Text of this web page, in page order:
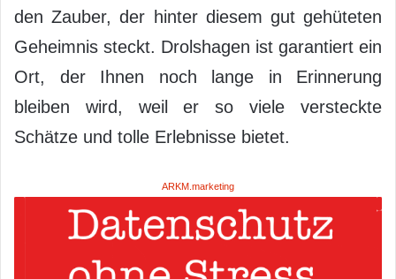
den Zauber, der hinter diesem gut gehüteten
Geheimnis steckt. Drolshagen ist garantiert ein
Ort, der Ihnen noch lange in Erinnerung
bleiben wird, weil er so viele versteckte
Schätze und tolle Erlebnisse bietet.
ARKM.marketing